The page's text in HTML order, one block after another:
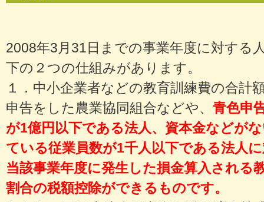
2008年3月31日までの事業年度に対する
下の２つの仕組みがあります。
１．中小企業者などの教育訓練費の合計
申告をした農業協同組合などや、 青色申
が1億円以下である法人、資本金などが
ている従業員数が1千人以下である法人
当該事業年度に発生した損金算入される
割合の税額控除ができるものです。